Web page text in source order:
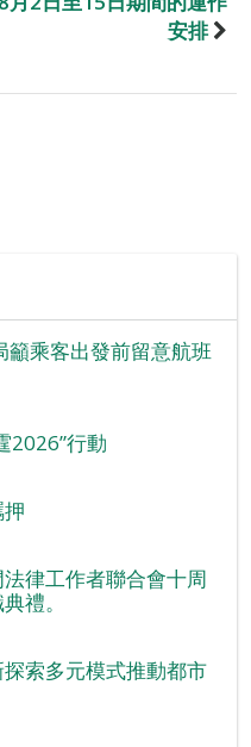
安排
籲乘客出發前留意航班
2026”行動
律工作者聯合會十周
禮。
索多元模式推動都市